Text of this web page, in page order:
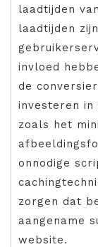
laadtijden
laadtijden
invloed
de
investeren in
zoals het
onnodige
zorgen dat
aangename
website.